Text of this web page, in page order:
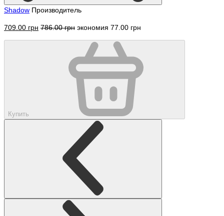
Shadow Производитель
709.00 грн 786.00 грн экономия 77.00 грн
Купить